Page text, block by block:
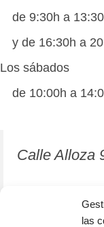
las
de 9:30h a
y de 16:30h a
Los sábados
de 10:00h a
Calle Alloza
12001